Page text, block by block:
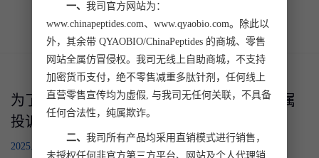
行业动态
加入我们
联系我们
为了更好地倾听┊强耀生物设立客户服务专属
投诉渠道
2025.04.18
一、 我司官方网站为：
www.chinapeptides.com、www.qyaobio.com。除此以
外，其余带 QYAOBIO/ChinaPeptides 的商城、零售
网站全属仿冒侵权。我司无线上自助商城，不支持
加密货币支付，绝不零售减重多肽针剂，任何线上
直营零售宣传均为虚假, 与我司无任何关联，不具备
任何合法性，纯属欺诈。
二、 我司所有产品均采用直销模式进行销售，
未授权任何非官方第三方平台、网站及个人代理销